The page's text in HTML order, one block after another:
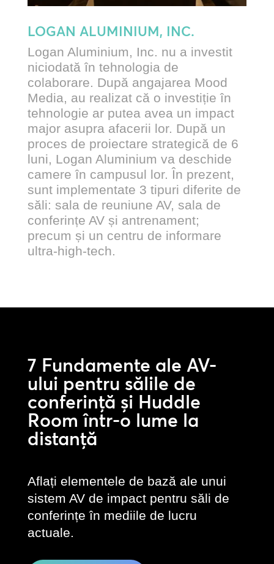
LOGAN ALUMINIUM, INC.
Logan Aluminium, Inc. nu a investit
niciodată în tehnologia de
colaborare. După angajarea Mood
Media, au realizat că o investiție în
tehnologie ar putea avea un impact
major asupra afacerii lor. După un
proces de proiectare strategică de 6
luni, Logan Aluminium va deschide
camere în campusul lor. În prezent,
sunt implementate 3 tipuri diferite de
săli: sala de reuniune AV, sala de
conferințe AV și antrenament;
precum și un centru de informare
ultra-high-tech.
7 Fundamente ale AV-
ului pentru sălile de
conferință și Huddle
Room într-o lume la
distanță
Aflați elementele de bază ale unui
sistem AV de impact pentru săli de
conferințe în mediile de lucru
actuale.